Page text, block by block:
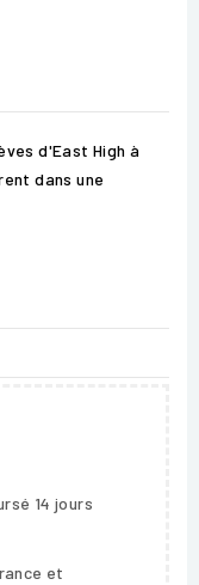
d'East High à
dans une
14 jours
et